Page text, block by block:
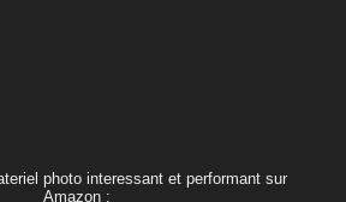
photo interessant et performant sur
Amazon :